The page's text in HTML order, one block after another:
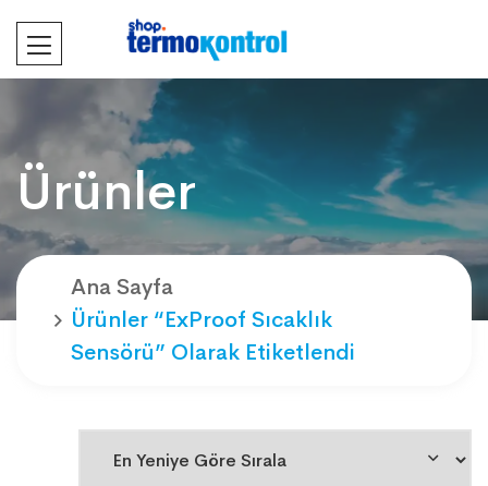
Ürünler
Ana Sayfa
Ürünler “ExProof Sıcaklık
Sensörü” Olarak Etiketlendi